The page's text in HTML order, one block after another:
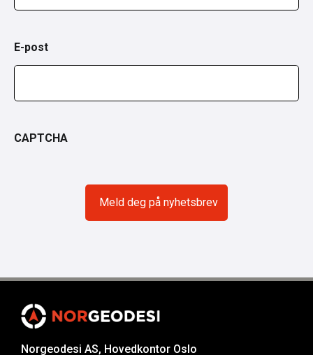
E-post
CAPTCHA
Norgeodesi AS, Hovedkontor Oslo